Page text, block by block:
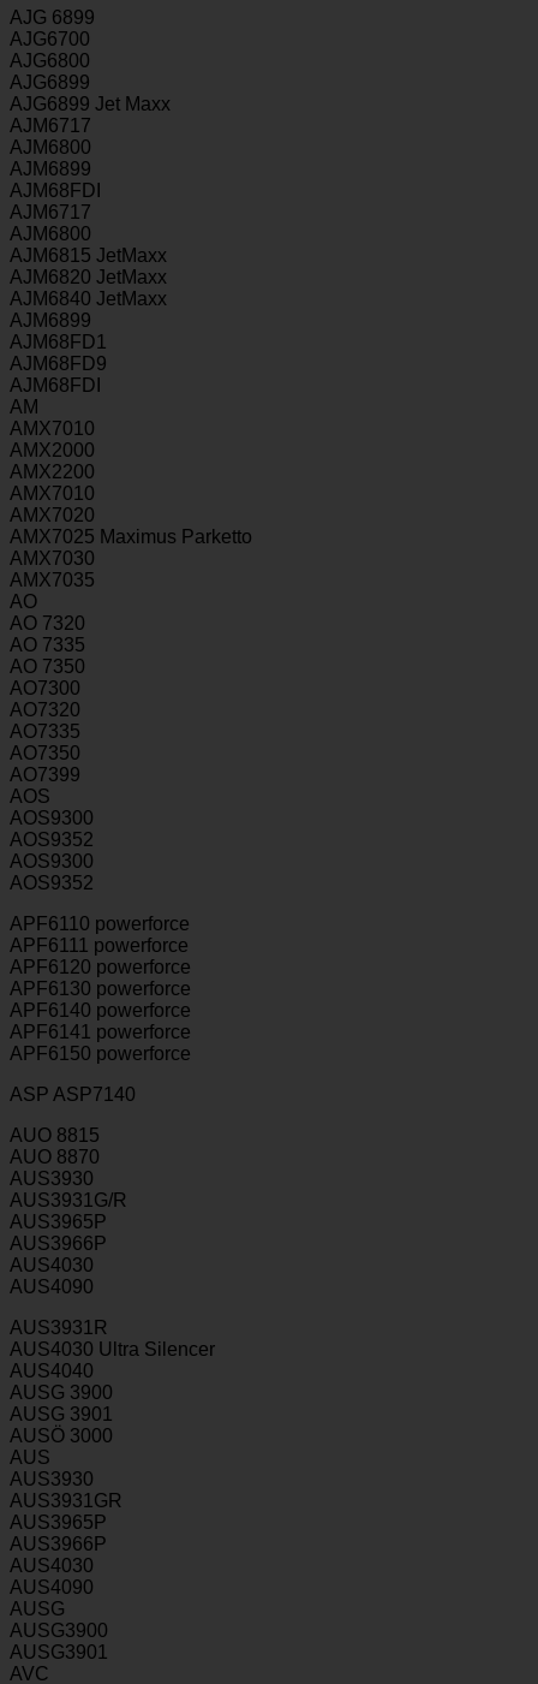
AJG 6899
AJG6700
AJG6800
AJG6899
AJG6899 Jet Maxx
AJM6717
AJM6800
AJM6899
AJM68FDI
AJM6717
AJM6800
AJM6815 JetMaxx
AJM6820 JetMaxx
AJM6840 JetMaxx
AJM6899
AJM68FD1
AJM68FD9
AJM68FDI
AM
AMX7010
AMX2000
AMX2200
AMX7010
AMX7020
AMX7025 Maximus Parketto
AMX7030
AMX7035
AO
AO 7320
AO 7335
AO 7350
AO7300
AO7320
AO7335
AO7350
AO7399
AOS
AOS9300
AOS9352
AOS9300
AOS9352
APF6110 powerforce
APF6111 powerforce
APF6120 powerforce
APF6130 powerforce
APF6140 powerforce
APF6141 powerforce
APF6150 powerforce
ASP ASP7140
AUO 8815
AUO 8870
AUS3930
AUS3931G/R
AUS3965P
AUS3966P
AUS4030
AUS4090
AUS3931R
AUS4030 Ultra Silencer
AUS4040
AUSG 3900
AUSG 3901
AUSÖ 3000
AUS
AUS3930
AUS3931GR
AUS3965P
AUS3966P
AUS4030
AUS4090
AUSG
AUSG3900
AUSG3901
AVC